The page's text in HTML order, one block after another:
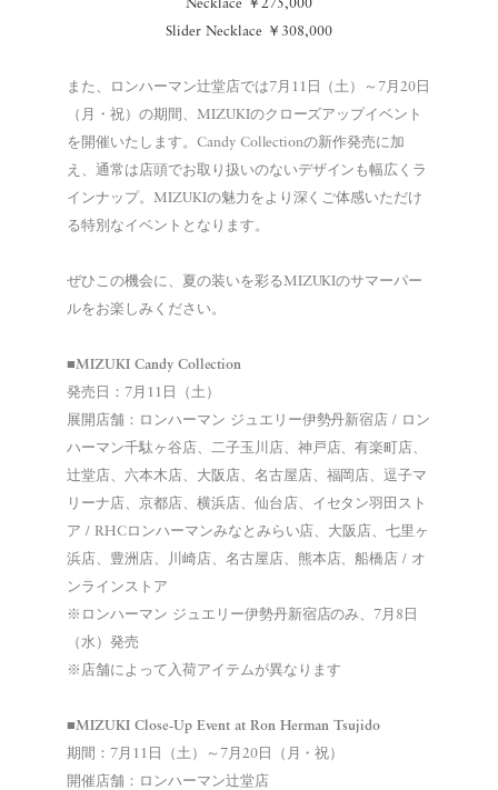
Necklace ￥275,000
Slider Necklace ￥308,000
また、ロンハーマン辻堂店では7月11日（土）～7月20日
（月・祝）の期間、MIZUKIのクローズアップイベント
を開催いたします。Candy Collectionの新作発売に加
え、通常は店頭でお取り扱いのないデザインも幅広くラ
インナップ。MIZUKIの魅力をより深くご体感いただけ
る特別なイベントとなります。
ぜひこの機会に、夏の装いを彩るMIZUKIのサマーパー
ルをお楽しみください。
■MIZUKI Candy Collection
発売日：7月11日（土）
展開店舗：ロンハーマン ジュエリー伊勢丹新宿店 / ロン
ハーマン千駄ヶ谷店、二子玉川店、神戸店、有楽町店、
辻堂店、六本木店、大阪店、名古屋店、福岡店、逗子マ
リーナ店、京都店、横浜店、仙台店、イセタン羽田スト
ア / RHCロンハーマンみなとみらい店、大阪店、七里ヶ
浜店、豊洲店、川崎店、名古屋店、熊本店、船橋店 / オ
ンラインストア
※ロンハーマン ジュエリー伊勢丹新宿店のみ、7月8日
（水）発売
※店舗によって入荷アイテムが異なります
■MIZUKI Close-Up Event at Ron Herman Tsujido
期間：7月11日（土）～7月20日（月・祝）
開催店舗：ロンハーマン辻堂店